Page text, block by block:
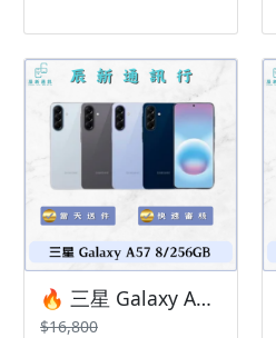
題都歡迎洽群官方LINE：
@kjg6280d • 七日鑑賞期
內，如商品有問題，請盡
速向我們告知並且協助處
理 • 全新品為原廠保固一
年，中古機店家保固15天
• 店家擁有隨時修改、變
更、暫停活動之權利 下單
前請先私訊和加LINE來幫
您安排快速審核及回報審
核進度 LINE
ID:@kjg6280d 大呼小叫
辰通訊行 雲林縣虎尾鎮林
🔥 三星 Galaxy A57 8/256GB 有額度快速過件 🎯 想換新機？現在就是最佳時機！現貨當天審件當天過件即可以馬上寄出
$16,800